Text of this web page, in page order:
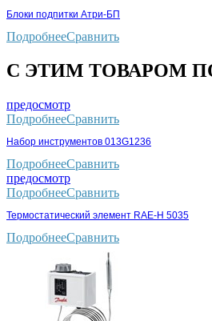
Блоки подпитки Атри-БП
ПодробнееСравнить
С ЭТИМ ТОВАРОМ
предосмотр
ПодробнееСравнить
Набор инструментов 013G1236
ПодробнееСравнить
предосмотр
ПодробнееСравнить
Термостатический элемент RAE-H 5035
ПодробнееСравнить